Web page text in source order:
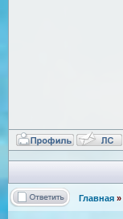
Главная »